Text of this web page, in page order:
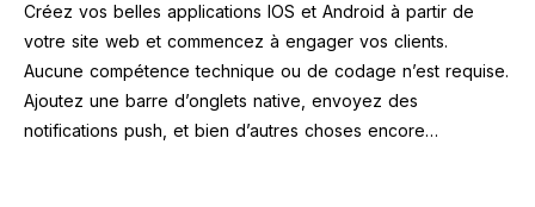
Créez vos belles applications IOS et Android à partir de
votre site web et commencez à engager vos clients.
Aucune compétence technique ou de codage n’est requise.
Ajoutez une barre d’onglets native, envoyez des
notifications push, et bien d’autres choses encore…